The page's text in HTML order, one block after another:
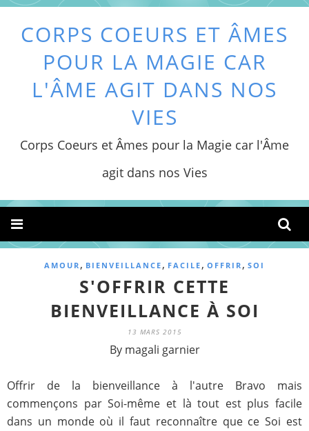
CORPS COEURS ET ÂMES
POUR LA MAGIE CAR
L'ÂME AGIT DANS NOS
VIES
Corps Coeurs et Âmes pour la Magie car l'Âme
agit dans nos Vies
AMOUR , BIENVEILLANCE , FACILE , OFFRIR , SOI
S'OFFRIR CETTE
BIENVEILLANCE À SOI
13 MARS 2015
By magali garnier
Offrir de la bienveillance à l'autre Bravo mais
commençons par Soi-même et là tout est plus facile
dans un monde où il faut reconnaître que ce Soi est